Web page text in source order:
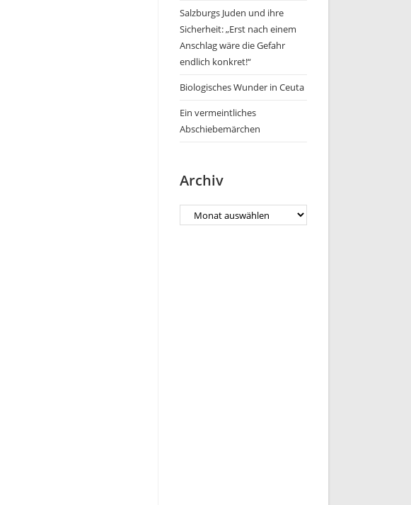
Salzburgs Juden und ihre
Sicherheit: „Erst nach einem
Anschlag wäre die Gefahr
endlich konkret!“
Biologisches Wunder in Ceuta
Ein vermeintliches
Abschiebemärchen
Archiv
Archiv